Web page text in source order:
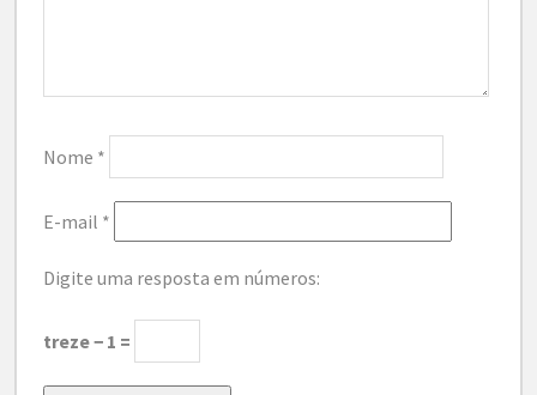
Nome *
E-mail *
Digite uma resposta em números:
treze − 1 =